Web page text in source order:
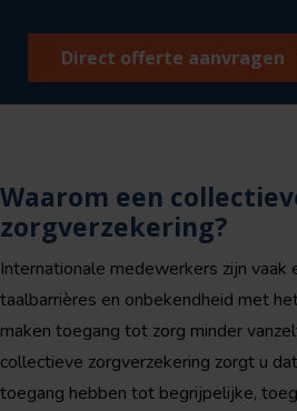
Direct offerte aanvragen
Waarom een
zorgverzekering?
Internationale medewerkers zijn vaak
taalbarrières en onbekendheid met
maken toegang tot zorg minder
collectieve zorgverzekering zorgt u
toegang hebben tot begrijpelijke,